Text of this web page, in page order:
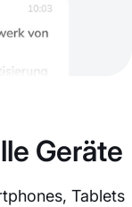
Geräte
Tablets